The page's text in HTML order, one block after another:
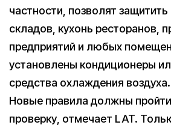
частности, позволят
складов, кухонь ресторанов,
предприятий и любых
установлены кондиционеры
средства охлаждения воздуха.
Новые правила должны
проверку, отмечает LAT.